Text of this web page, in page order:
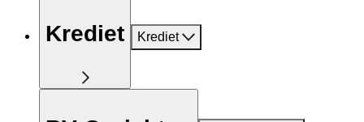
Krediet Krediet